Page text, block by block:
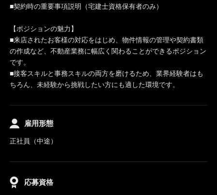
■契約時の重要事項説明（宅建士資格保有者のみ）
【ポジションの魅力】
■来店されたお客様の対応をはじめ、物件情報の管理や契約書類
の作成など、不動産業務に幅広く関わることができるポジション
です。
■接客スキルと事務スキルの両方を磨けるため、業界経験者はも
ちろん、未経験から挑戦したい方にも適した環境です。
雇用形態
正社員（中途）
応募資格